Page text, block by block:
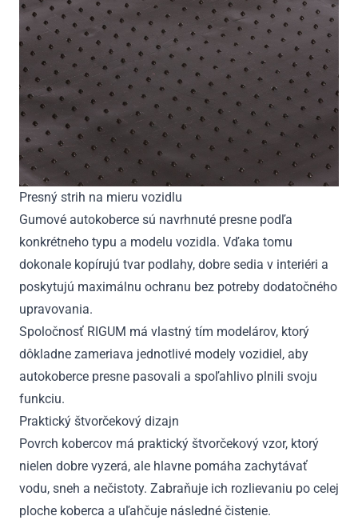
Presný strih na mieru vozidlu
Gumové autokoberce sú navrhnuté presne podľa
konkrétneho typu a modelu vozidla. Vďaka tomu
dokonale kopírujú tvar podlahy, dobre sedia v interiéri a
poskytujú maximálnu ochranu bez potreby dodatočného
upravovania.
Spoločnosť RIGUM má vlastný tím modelárov, ktorý
dôkladne zameriava jednotlivé modely vozidiel, aby
autokoberce presne pasovali a spoľahlivo plnili svoju
funkciu.
Praktický štvorčekový dizajn
Povrch kobercov má praktický štvorčekový vzor, ktorý
nielen dobre vyzerá, ale hlavne pomáha zachytávať
vodu, sneh a nečistoty. Zabraňuje ich rozlievaniu po celej
ploche koberca a uľahčuje následné čistenie.